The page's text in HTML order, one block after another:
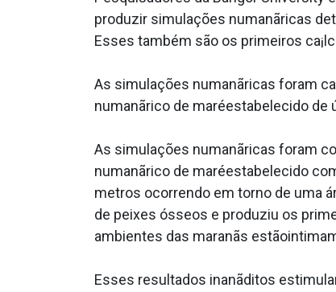
produzir simulações numanãricas
Esses também são os primeiros
As simulações numanãricas foram
numanãrico de maréestabelecido de
As simulações numanãricas foram
numanãrico de maréestabelecido
metros ocorrendo em torno de uma
de peixes ósseos e produziu os
ambientes das maranãs
Esses resultados inanãditos